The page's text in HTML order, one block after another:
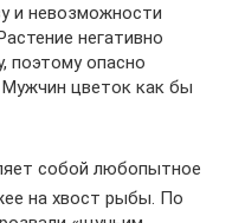
и невозможности
негативно
поэтому опасно
Мужчин цветок как бы
собой любопытное
на хвост рыбы. По